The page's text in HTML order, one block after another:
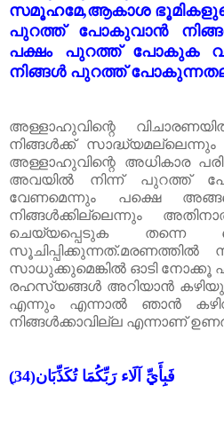
സമൂഹമേ,ആകാശ
പുറത്ത് പോകുവാൻ
പക്ഷം പുറത്ത് പോകുക
നിങ്ങൾ പുറത്ത്
അള്ളാഹുവിന്റെ
നിങ്ങൾക്ക്
അള്ളാഹുവിന്റെ അധികാര
അവയിൽ നിന്ന് പുറത്ത്
വേണമെന്നും പക്ഷെ
നിങ്ങൾക്കില്ലെന്നും
ചെയ്യപ്പെടുക തന്നെ
സൂചിപ്പിക്കുന്നത്.മരണത്തിൽ
സാധുക്കുമെങ്കിൽ ഓടി നോക്കൂ
രഹസ്യങ്ങൾ അറിയാൻ
എന്നും എന്നാൽ ഞാൻ
നിങ്ങൾക്കാവില്ല എന്നാണ്
فَبِأَيِّ آلَاء رَبِّكُمَا تُكَذِّبَان(34)